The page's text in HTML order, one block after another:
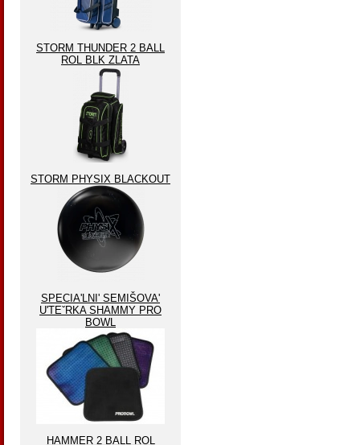
STORM THUNDER 2 BALL
ROL BLK ZLATA
STORM PHYSIX BLACKOUT
SPECIA'LNI' SEMIŠOVA'
U'TEˇRKA SHAMMY PRO
BOWL
HAMMER 2 BALL ROL